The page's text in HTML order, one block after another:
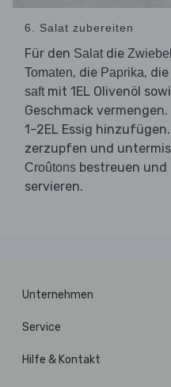
6. Salat zubereiten
Für den Salatdie
Tomaten, die Paprika, die
saftmit 1EL Olivenöl
Geschmack vermengen.
1–2EL Essig
zerzupfen und
Croûtons bestreuen und
servieren.
Unternehmen
Service
Hilfe & Kontakt